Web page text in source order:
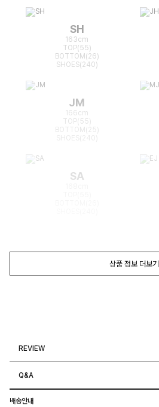
SH
163cm
TOP(55)
BOTTOM(26)
SHOES(240)
JM
166cm
TOP(55)
BOTTOM(25)
SA
상품 정보 더보기
REVIEW
Q&A
배송안내